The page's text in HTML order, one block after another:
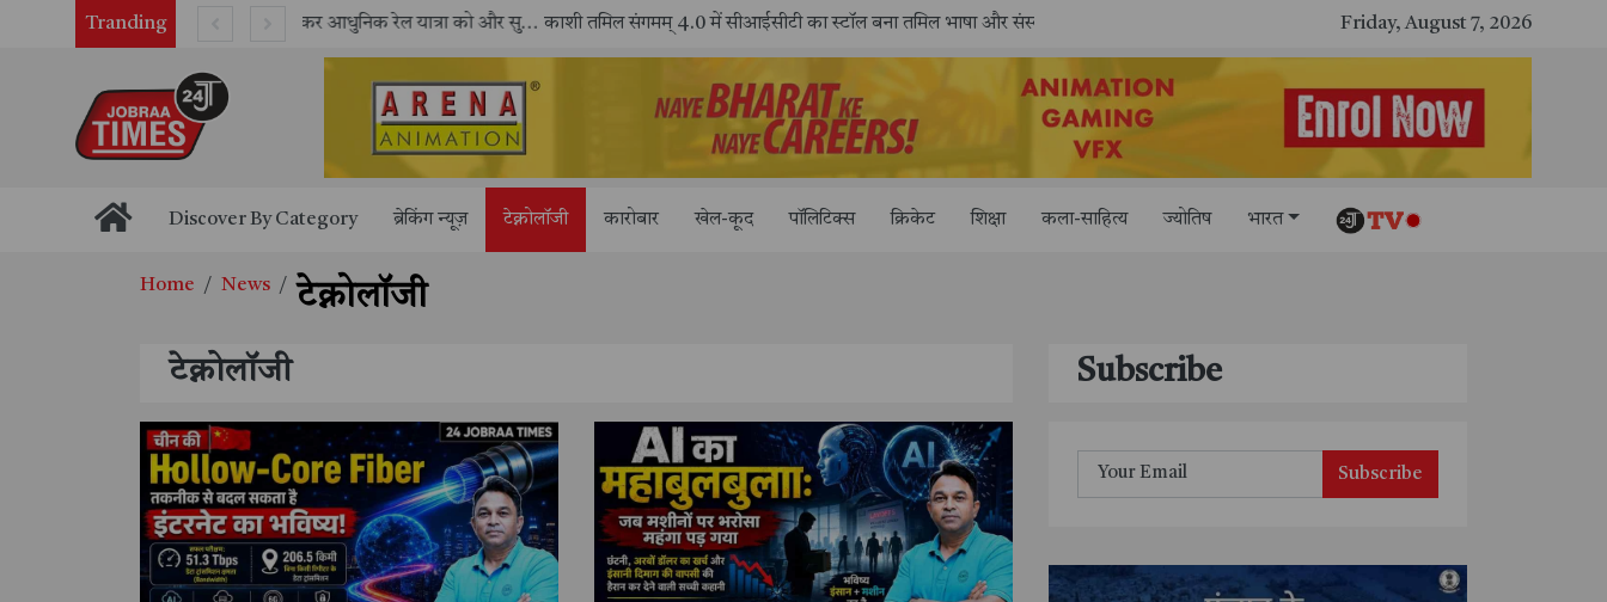
Tranding काशी तमिल संगमम् 4.0 में सीआईसीटी का स्टॉल बना तमिल भाषा और संस्कृति का केंद्र, ‘तमिल करकलाम’ से सीखना हुआ सरल Friday, August 7, 2026
Discover By Category ब्रेकिंग न्यूज़ टेक्नोलॉजी कारोबार खेल-कूद पॉलिटिक्स क्रिकेट शिक्षा कला-साहित्य ज्योतिष भारत
Home News टेक्नोलॉजी
टेक्नोलॉजी Subscribe
Subscribe